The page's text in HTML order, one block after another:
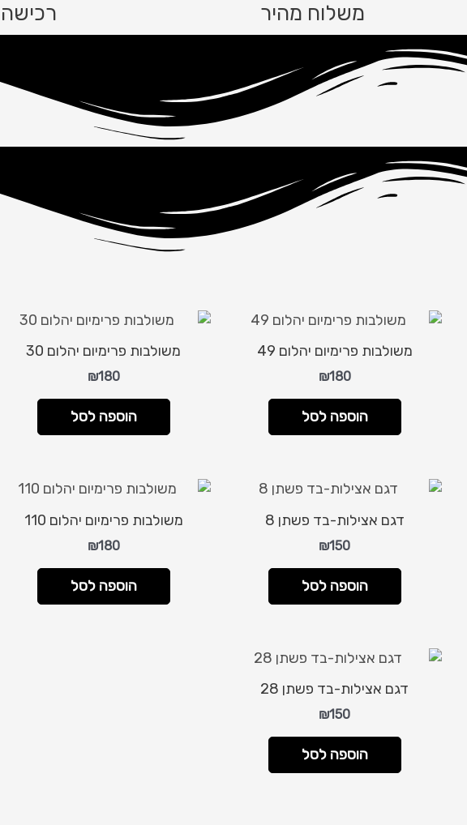
משלוח מהיר
משולבות פרימיום יהלום 49
₪180
הוספה לסל
משולבות פרימיום יהלום 30
₪180
הוספה לסל
דגם אצילות-בד פשתן 8
₪150
הוספה לסל
משולבות פרימיום יהלום 110
₪180
הוספה לסל
דגם אצילות-בד פשתן 28
₪150
הוספה לסל